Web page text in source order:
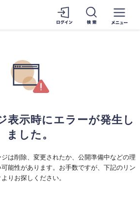
表示時にエラーが発生し
ました。
は削除、変更されたか、公開準備中などの理
能性があります。お手数ですが、下記のリン
よりお探しください。